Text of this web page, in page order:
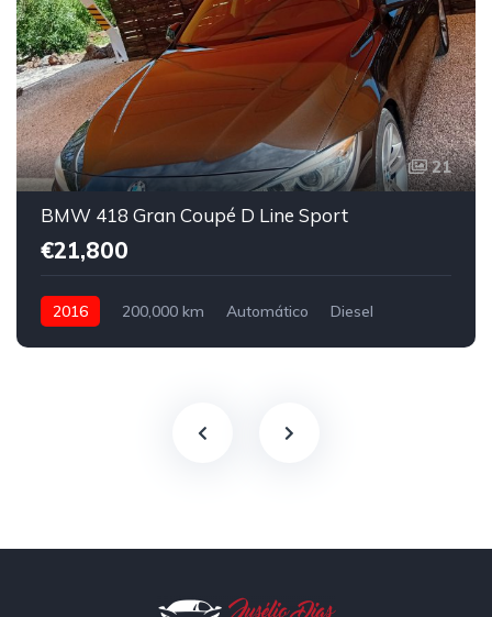
21
BMW 418 Gran Coupé D Line Sport
€21,800
2016 200,000 km Automático
Diesel